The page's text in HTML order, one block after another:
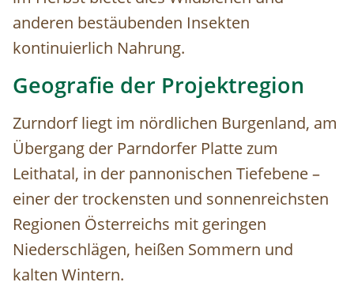
anderen bestäubenden Insekten
kontinuierlich Nahrung.
Geografie der Projektregion
Zurndorf liegt im nördlichen Burgenland, am
Übergang der Parndorfer Platte zum
Leithatal, in der pannonischen Tiefebene –
einer der trockensten und sonnenreichsten
Regionen Österreichs mit geringen
Niederschlägen, heißen Sommern und
kalten Wintern.